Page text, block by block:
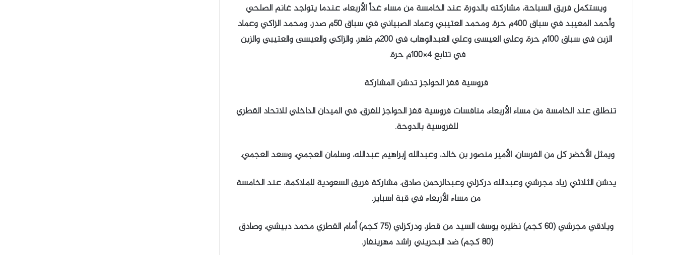
ويستكمل فريق السباحة، مشاركته بالدورة، عند الخامسة من مساء غداً الأربعاء، عندما يتواجد غانم الصلحي
وأحمد المعيبد في سباق 400م حرة، ومحمد العتيبي وعماد الصبياني في سباق 50م صدر، ومحمد الزاكي وعماد
الزبن في سباق 100م حرة، وعلي العيسى وعلي العبدالوهاب في 200م ظهر، والزاكي والعيسى والعتيبي والزبن
في تتابع 4×100م حرة.
فروسية قفز الحواجز تدشن المشاركة
تنطلق عند الخامسة من مساء الأربعاء، منافسات فروسية قفز الحواجز للفرق، في الميدان الداخلي للاتحاد القطري
للفروسية بالدوحة.
ويمثل الأخضر كل من الفرسان، الأمير منصور بن خالد، وعبدالله إبراهيم عبدالله، وسلمان العجمي، وسعد العجمي.
يدشن الثلاثي زياد مجرشي وعبدالله دركزلي وعبدالرحمن صادق، مشاركة فريق السعودية للملاكمة، عند الخامسة
من مساء الأربعاء في قبة اسباير.
ويلاقي مجرشي (60 كجم) نظيره يوسف السيد من قطر، ودركزلي (75 كجم) أمام القطري محمد دبيشي، وصادق
(80 كجم) ضد البحريني راشد مهرينفار.